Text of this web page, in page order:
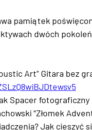
pamiątek
dwóch
Art” Gitara
Spacer
"Złomek
Jak cieszyć